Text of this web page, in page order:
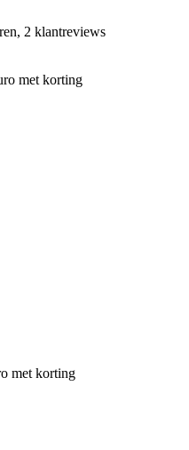
2 klantreviews
met korting
met korting